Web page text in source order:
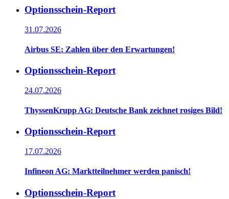
Optionsschein-Report
31.07.2026
Airbus SE: Zahlen über den Erwartungen!
Optionsschein-Report
24.07.2026
ThyssenKrupp AG: Deutsche Bank zeichnet rosiges Bild!
Optionsschein-Report
17.07.2026
Infineon AG: Marktteilnehmer werden panisch!
Optionsschein-Report